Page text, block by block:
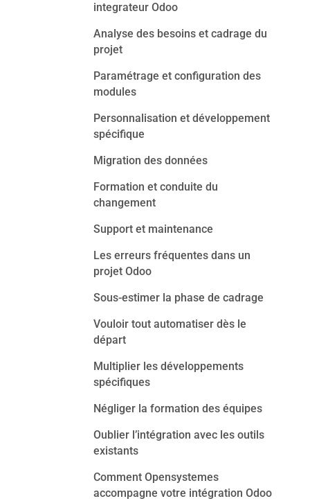
integrateur Odoo
Analyse des besoins et cadrage du
projet
Paramétrage et configuration des
modules
Personnalisation et développement
spécifique
Migration des données
Formation et conduite du
changement
Support et maintenance
Les erreurs fréquentes dans un
projet Odoo
Sous-estimer la phase de cadrage
Vouloir tout automatiser dès le
départ
Multiplier les développements
spécifiques
Négliger la formation des équipes
Oublier l’intégration avec les outils
existants
Comment Opensystemes
accompagne votre intégration Odoo